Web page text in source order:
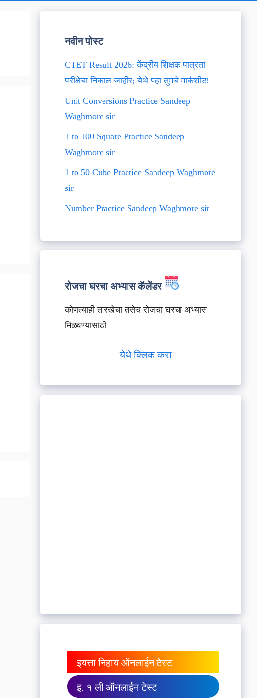
नवीन पोस्ट
CTET Result 2026: केंद्रीय शिक्षक पात्रता
परीक्षेचा निकाल जाहीर; येथे पहा तुमचे मार्कशीट!
Unit Conversions Practice Sandeep
Waghmore sir
1 to 100 Square Practice Sandeep
Waghmore sir
1 to 50 Cube Practice Sandeep Waghmore
sir
Number Practice Sandeep Waghmore sir
रोजचा घरचा अभ्यास कॅलेंडर
कोणत्याही तारखेचा तसेच रोजचा घरचा अभ्यास
मिळवण्यासाठी
येथे क्लिक करा
इयत्ता निहाय ऑनलाईन टेस्ट
इ. १ ली ऑनलाईन टेस्ट